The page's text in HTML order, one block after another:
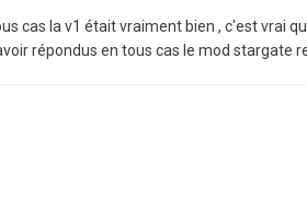
cas la v1 était vraiment bien , c'est vrai
répondus en tous cas le mod stargate